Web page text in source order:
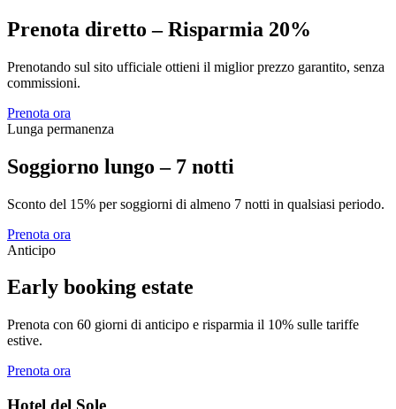
Prenota diretto – Risparmia 20%
Prenotando sul sito ufficiale ottieni il miglior prezzo garantito, senza
commissioni.
Prenota ora
Lunga permanenza
Soggiorno lungo – 7 notti
Sconto del 15% per soggiorni di almeno 7 notti in qualsiasi periodo.
Prenota ora
Anticipo
Early booking estate
Prenota con 60 giorni di anticipo e risparmia il 10% sulle tariffe
estive.
Prenota ora
Hotel del Sole